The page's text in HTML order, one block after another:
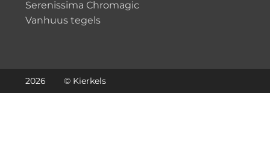
Serenissima Chromagic
Vanhuus tegels
2026 © Kierkels